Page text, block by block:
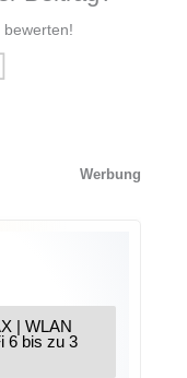
bewerten!
Werbung